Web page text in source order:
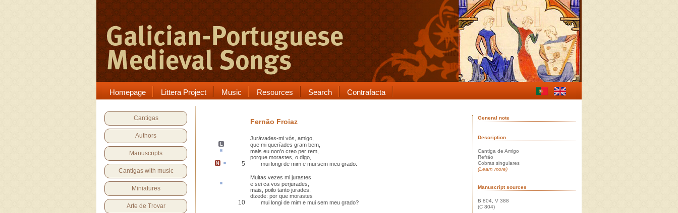
Homepage Littera Project Music Resources Search Contrafacta
Cantigas
Authors
Manuscripts
Cantigas with music
Miniatures
Arte de Trovar
Fernão Froiaz
Jurávades-mi vós, amigo,
que mi queríades gram bem
mais eu non'o creo per rem
porque morastes, o digo,
5 mui longi de mim e mui sem meu grado
Muitas vezes mi jurastes
e sei ca vos perjurades
mais, poilo tanto jurades,
dizede: por que morastes
10 mui longi de mim e mui sem meu grado?
General note
Description
Cantiga de Amigo
Refrão
Cobras singulares
(Learn more)
Manuscript sources
B 804, V 388
(C 804)